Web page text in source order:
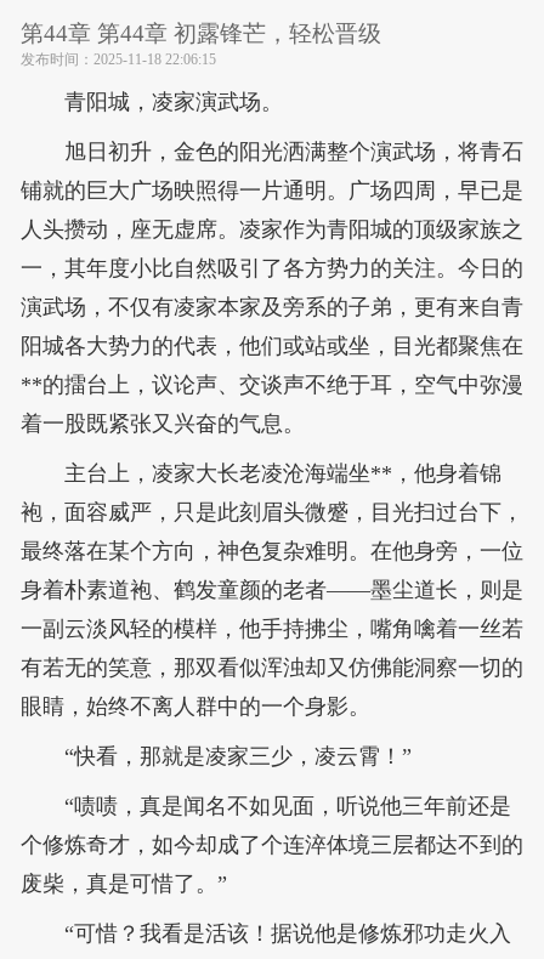
第44章 第44章 初露锋芒，轻松晋级
发布时间： 2025-11-18 22:06:15
青阳城，凌家演武场。
旭日初升，金色的阳光洒满整个演武场，将青石
铺就的巨大广场映照得一片通明。广场四周，早已是
人头攒动，座无虚席。凌家作为青阳城的顶级家族之
一，其年度小比自然吸引了各方势力的关注。今日的
演武场，不仅有凌家本家及旁系的子弟，更有来自青
阳城各大势力的代表，他们或站或坐，目光都聚焦在
**的擂台上，议论声、交谈声不绝于耳，空气中弥漫
着一股既紧张又兴奋的气息。
主台上，凌家大长老凌沧海端坐**，他身着锦
袍，面容威严，只是此刻眉头微蹙，目光扫过台下，
最终落在某个方向，神色复杂难明。在他身旁，一位
身着朴素道袍、鹤发童颜的老者——墨尘道长，则是
一副云淡风轻的模样，他手持拂尘，嘴角噙着一丝若
有若无的笑意，那双看似浑浊却又仿佛能洞察一切的
眼睛，始终不离人群中的一个身影。
“快看，那就是凌家三少，凌云霄！”
“啧啧，真是闻名不如见面，听说他三年前还是
个修炼奇才，如今却成了个连淬体境三层都达不到的
废柴，真是可惜了。”
“可惜？我看是活该！据说他是修炼邪功走火入